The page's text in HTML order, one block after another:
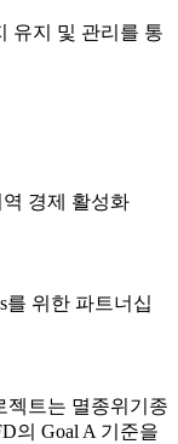
유지 및 관리를 통
경제 활성화
를 위한 파트너십
젝트는 멸종위기종
의 Goal A 기준을